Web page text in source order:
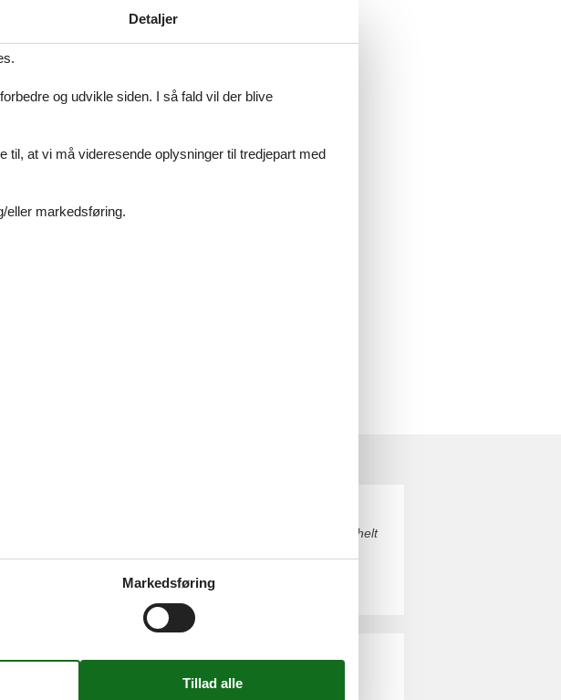
fornøjelse så nemt det går. Tak fordi I gør booking af
et sommerhus Marielyst Danmark. Du finder nemt finde det helt
et skønt ophold sammen med familie eller venner.
Detaljer
og udvikle siden. I så fald vil der blive
at vi må videresende oplysninger til tredjepart med
eller markedsføring.
Markedsføring